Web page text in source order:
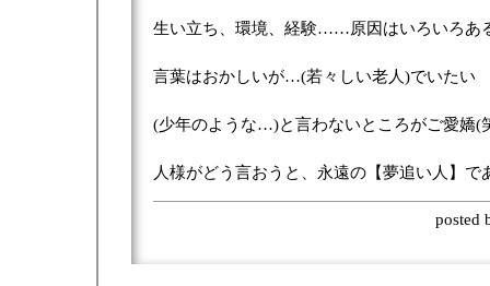
生い立ち、環境、経験……原因はいろいろあ
言葉はおかしいが…(若々しい老人)でいたい
(少年のような…)と言わないところがご愛嬌(
人様がどう言おうと、永遠の【夢追い人】で
posted